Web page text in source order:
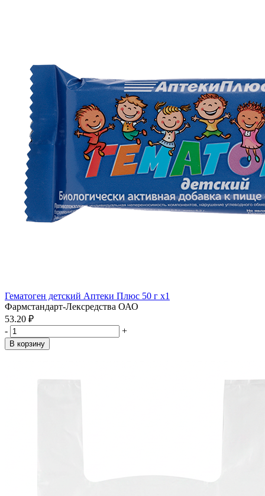
Гематоген детский Аптеки Плюс 50 г x1
Фармстандарт-Лексредства ОАО
53.20 ₽
-
+
В корзину